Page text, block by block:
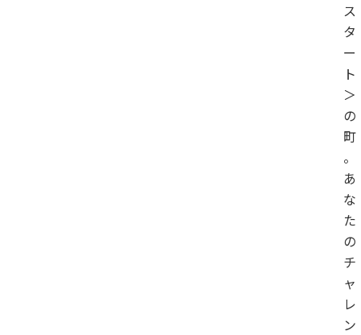
ス
タ
ー
ト
＞
の
町
。
あ
な
た
の
チ
ャ
レ
ン